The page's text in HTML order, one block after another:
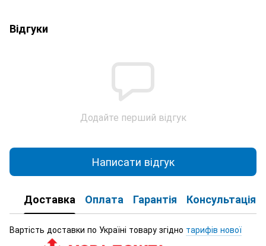
Відгуки
Додайте перший відгук
Написати відгук
Доставка Оплата Гарантія Консультація
Вартість доставки по Україні товару згідно тарифів нової